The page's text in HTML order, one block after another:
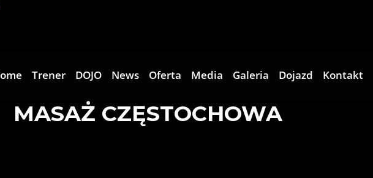
Trener DOJO News Oferta Media Galeria Dojazd Kontakt
MASAŻ CZĘSTOCHOWA